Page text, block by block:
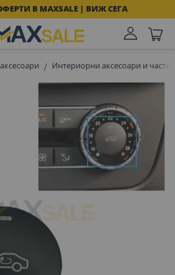
В MAXSALE | ВИЖ СЕГА
Интериорни аксесоари и части